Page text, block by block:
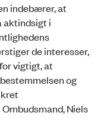
indebærer, at
aktindsigt i
de interesser,
vigtigt, at
og
Niels